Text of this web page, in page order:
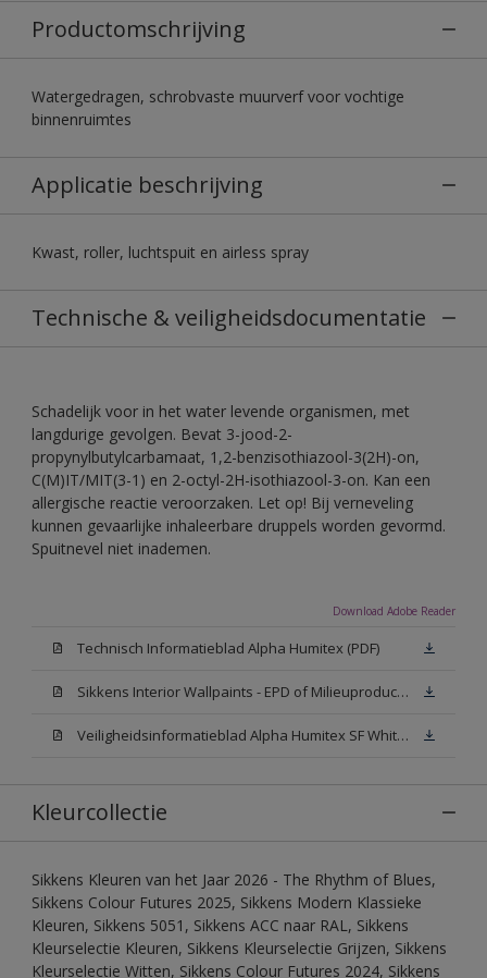
Productomschrijving
Watergedragen, schrobvaste muurverf voor vochtige
binnenruimtes
Applicatie beschrijving
Kwast, roller, luchtspuit en airless spray
Technische & veiligheidsdocumentatie
Schadelijk voor in het water levende organismen, met
langdurige gevolgen. Bevat 3-jood-2-
propynylbutylcarbamaat, 1,2-benzisothiazool-3(2H)-on,
C(M)IT/MIT(3-1) en 2-octyl-2H-isothiazool-3-on. Kan een
allergische reactie veroorzaken. Let op! Bij verneveling
kunnen gevaarlijke inhaleerbare druppels worden gevormd.
Spuitnevel niet inademen.
Download Adobe Reader
Technisch Informatieblad Alpha Humitex (PDF)
Sikkens Interior Wallpaints - EPD of Milieuproductverklaring
Veiligheidsinformatieblad Alpha Humitex SF White W05 (MSDS)
Kleurcollectie
Sikkens Kleuren van het Jaar 2026 - The Rhythm of Blues,
Sikkens Colour Futures 2025, Sikkens Modern Klassieke
Kleuren, Sikkens 5051, Sikkens ACC naar RAL, Sikkens
Kleurselectie Kleuren, Sikkens Kleurselectie Grijzen, Sikkens
Kleurselectie Witten, Sikkens Colour Futures 2024, Sikkens